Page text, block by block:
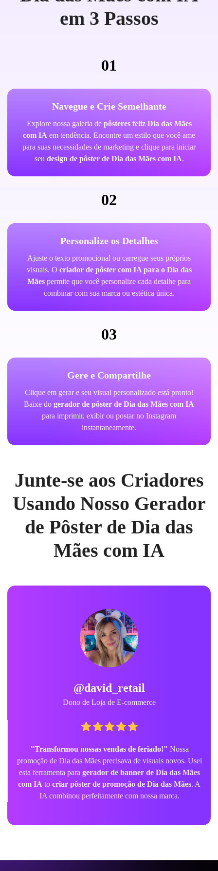
em 3 Passos
01
Navegue e Crie Semelhante
Explore nossa galeria de pôsteres feliz Dia das Mães
com IA em tendência. Encontre um estilo que você ame
para suas necessidades de marketing e clique para iniciar
seu design de pôster de Dia das Mães com IA.
02
Personalize os Detalhes
Ajuste o texto promocional ou carregue seus próprios
visuais. O criador de pôster com IA para o Dia das
Mães permite que você personalize cada detalhe para
combinar com sua marca ou estética única.
03
Gere e Compartilhe
Clique em gerar e seu visual personalizado está pronto!
Baixe do gerador de pôster de Dia das Mães com IA
para imprimir, exibir ou postar no Instagram
instantaneamente.
Junte-se aos Criadores
Usando Nosso Gerador
de Pôster de Dia das
Mães com IA
@david_retail
Dono de Loja de E-commerce
"Transformou nossas vendas de feriado!" Nossa
promoção de Dia das Mães precisava de visuais novos. Usei
esta ferramenta para gerador de banner de Dia das Mães
com IA to criar pôster de promoção de Dia das Mães. A
IA combinou perfeitamente com nossa marca.